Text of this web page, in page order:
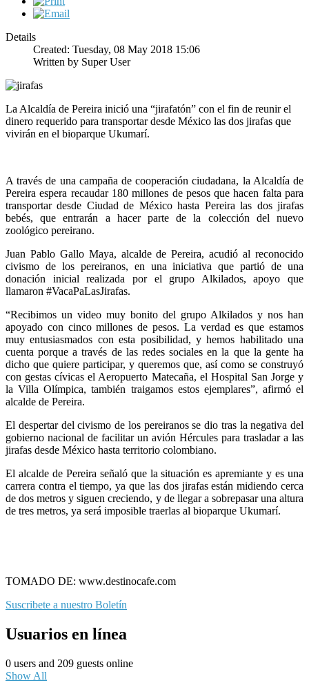
Details
Created: Tuesday, 08 May 2018 15:06
Written by Super User
La Alcaldía de Pereira inició una “jirafatón” con el fin de reunir el
dinero requerido para transportar desde México las dos jirafas que
vivirán en el bioparque Ukumarí.
A través de una campaña de cooperación ciudadana, la Alcaldía de
Pereira espera recaudar 180 millones de pesos que hacen falta para
transportar desde Ciudad de México hasta Pereira las dos jirafas
bebés, que entrarán a hacer parte de la colección del nuevo
zoológico pereirano.
Juan Pablo Gallo Maya, alcalde de Pereira, acudió al reconocido
civismo de los pereiranos, en una iniciativa que partió de una
donación inicial realizada por el grupo Alkilados, apoyo que
llamaron #VacaPaLasJirafas.
“Recibimos un video muy bonito del grupo Alkilados y nos han
apoyado con cinco millones de pesos. La verdad es que estamos
muy entusiasmados con esta posibilidad, y hemos habilitado una
cuenta porque a través de las redes sociales en la que la gente ha
dicho que quiere participar, y queremos que, así como se construyó
con gestas cívicas el Aeropuerto Matecaña, el Hospital San Jorge y
la Villa Olímpica, también traigamos estos ejemplares”, afirmó el
alcalde de Pereira.
El despertar del civismo de los pereiranos se dio tras la negativa del
gobierno nacional de facilitar un avión Hércules para trasladar a las
jirafas desde México hasta territorio colombiano.
El alcalde de Pereira señaló que la situación es apremiante y es una
carrera contra el tiempo, ya que las dos jirafas están midiendo cerca
de dos metros y siguen creciendo, y de llegar a sobrepasar una altura
de tres metros, ya será imposible traerlas al bioparque Ukumarí.
TOMADO DE: www.destinocafe.com
Suscribete a nuestro Boletín
Usuarios en línea
0 users and 209 guests online
Show All